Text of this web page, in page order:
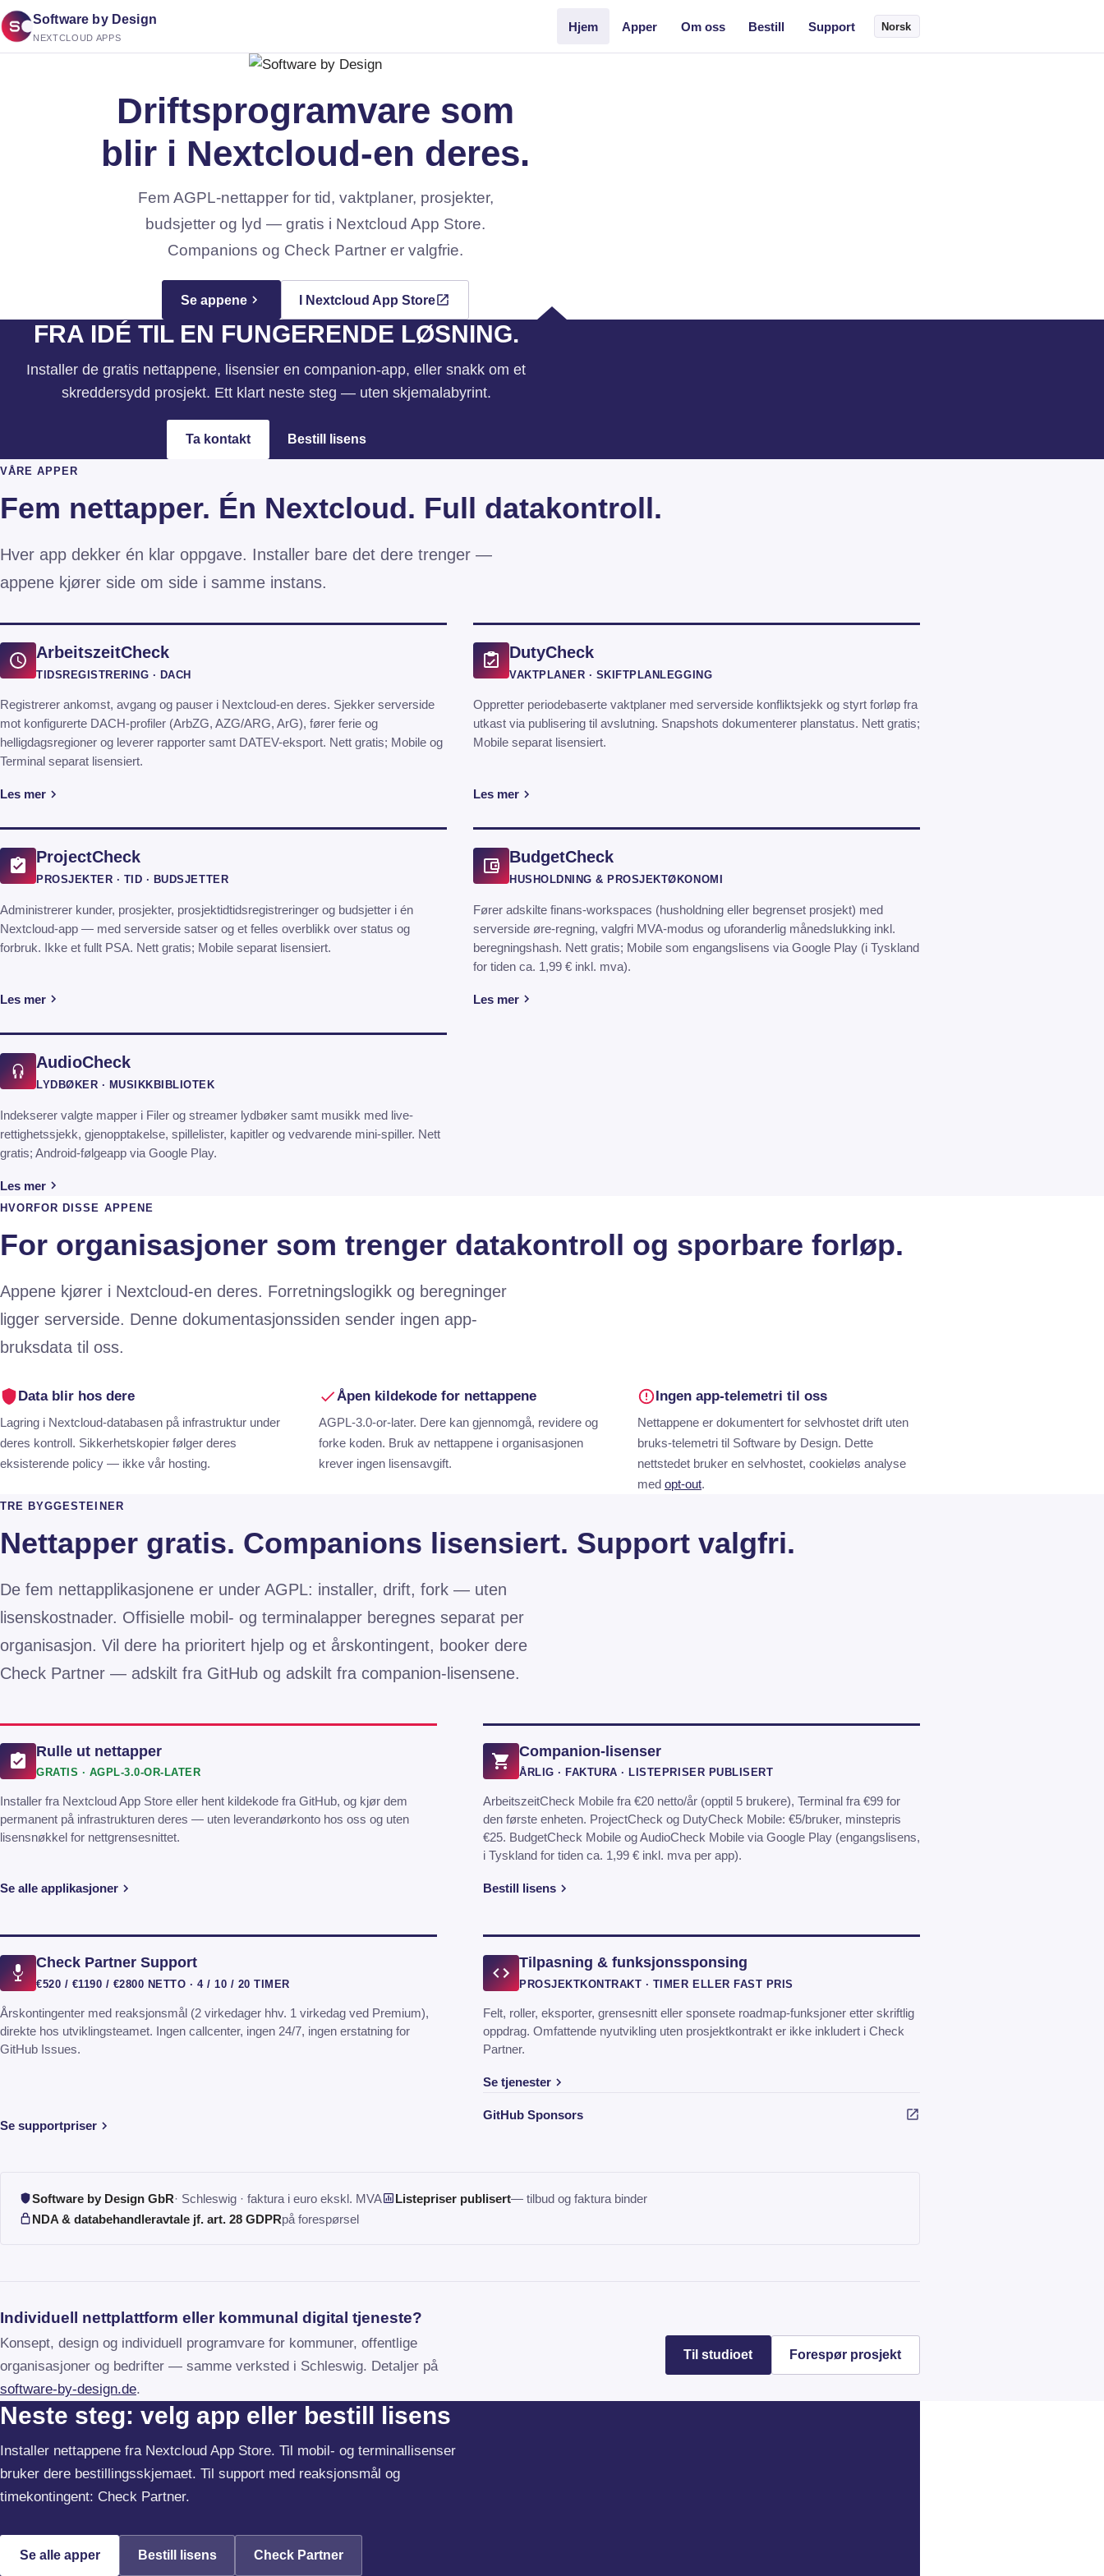
Software by Design
NEXTCLOUD APPS
Hjem Apper Om oss Bestill Support Norsk
Driftsprogramvare som
blir i Nextcloud-en deres.
Fem AGPL-nettapper for tid, vaktplaner, prosjekter,
budsjetter og lyd — gratis i Nextcloud App Store.
Companions og Check Partner er valgfrie.
Se appene I Nextcloud App Store
FRA IDÉ TIL EN FUNGERENDE LØSNING.
Installer de gratis nettappene, lisensier en companion-app, eller snakk om et
skreddersydd prosjekt. Ett klart neste steg — uten skjemalabyrint.
Ta kontakt Bestill lisens
VÅRE APPER
Fem nettapper. Én Nextcloud. Full datakontroll.
Hver app dekker én klar oppgave. Installer bare det dere trenger —
appene kjører side om side i samme instans.
ArbeitszeitCheck
TIDSREGISTRERING · DACH
Registrerer ankomst, avgang og pauser i Nextcloud-en deres. Sjekker serverside
mot konfigurerte DACH-profiler (ArbZG, AZG/ARG, ArG), fører ferie og
helligdagsregioner og leverer rapporter samt DATEV-eksport. Nett gratis; Mobile og
Terminal separat lisensiert.
Les mer
DutyCheck
VAKTPLANER · SKIFTPLANLEGGING
Oppretter periodebaserte vaktplaner med serverside konfliktsjekk og styrt forløp fra
utkast via publisering til avslutning. Snapshots dokumenterer planstatus. Nett gratis;
Mobile separat lisensiert.
Les mer
ProjectCheck
PROSJEKTER · TID · BUDSJETTER
Administrerer kunder, prosjekter, prosjektidtidsregistreringer og budsjetter i én
Nextcloud-app — med serverside satser og et felles overblikk over status og
forbruk. Ikke et fullt PSA. Nett gratis; Mobile separat lisensiert.
Les mer
BudgetCheck
HUSHOLDNING & PROSJEKTØKONOMI
Fører adskilte finans-workspaces (husholdning eller begrenset prosjekt) med
serverside øre-regning, valgfri MVA-modus og uforanderlig månedslukking inkl.
beregningshash. Nett gratis; Mobile som engangslisens via Google Play (i Tyskland
for tiden ca. 1,99 € inkl. mva).
Les mer
AudioCheck
LYDBØKER · MUSIKKBIBLIOTEK
Indekserer valgte mapper i Filer og streamer lydbøker samt musikk med live-
rettighetssjekk, gjenopptakelse, spillelister, kapitler og vedvarende mini-spiller. Nett
gratis; Android-følgeapp via Google Play.
Les mer
HVORFOR DISSE APPENE
For organisasjoner som trenger datakontroll og sporbare forløp.
Appene kjører i Nextcloud-en deres. Forretningslogikk og beregninger
ligger serverside. Denne dokumentasjonssiden sender ingen app-
bruksdata til oss.
Data blir hos dere
Lagring i Nextcloud-databasen på infrastruktur under
deres kontroll. Sikkerhetskopier følger deres
eksisterende policy — ikke vår hosting.
Åpen kildekode for nettappene
AGPL-3.0-or-later. Dere kan gjennomgå, revidere og
forke koden. Bruk av nettappene i organisasjonen
krever ingen lisensavgift.
Ingen app-telemetri til oss
Nettappene er dokumentert for selvhostet drift uten
bruks-telemetri til Software by Design. Dette
nettstedet bruker en selvhostet, cookieløs analyse
med opt-out.
TRE BYGGESTEINER
Nettapper gratis. Companions lisensiert. Support valgfri.
De fem nettapplikasjonene er under AGPL: installer, drift, fork — uten
lisenskostnader. Offisielle mobil- og terminalapper beregnes separat per
organisasjon. Vil dere ha prioritert hjelp og et årskontingent, booker dere
Check Partner — adskilt fra GitHub og adskilt fra companion-lisensene.
Rulle ut nettapper
GRATIS · AGPL-3.0-OR-LATER
Installer fra Nextcloud App Store eller hent kildekode fra GitHub, og kjør dem
permanent på infrastrukturen deres — uten leverandørkonto hos oss og uten
lisensnøkkel for nettgrensesnittet.
Se alle applikasjoner
Companion-lisenser
ÅRLIG · FAKTURA · LISTEPRISER PUBLISERT
ArbeitszeitCheck Mobile fra €20 netto/år (opptil 5 brukere), Terminal fra €99 for
den første enheten. ProjectCheck og DutyCheck Mobile: €5/bruker, minstepris
€25. BudgetCheck Mobile og AudioCheck Mobile via Google Play (engangslisens,
i Tyskland for tiden ca. 1,99 € inkl. mva per app).
Bestill lisens
Check Partner Support
€520 / €1190 / €2800 NETTO · 4 / 10 / 20 TIMER
Årskontingenter med reaksjonsmål (2 virkedager hhv. 1 virkedag ved Premium),
direkte hos utviklingsteamet. Ingen callcenter, ingen 24/7, ingen erstatning for
GitHub Issues.
Se supportpriser
Tilpasning & funksjonssponsing
PROSJEKTKONTRAKT · TIMER ELLER FAST PRIS
Felt, roller, eksporter, grensesnitt eller sponsete roadmap-funksjoner etter skriftlig
oppdrag. Omfattende nyutvikling uten prosjektkontrakt er ikke inkludert i Check
Partner.
Se tjenester
GitHub Sponsors(åpnes i ny fane)
Software by Design GbR· Schleswig · faktura i euro ekskl. MVA Listepriser publisert— tilbud og faktura binder
NDA & databehandleravtale jf. art. 28 GDPRpå forespørsel
Individuell nettplattform eller kommunal digital tjeneste?
Konsept, design og individuell programvare for kommuner, offentlige
organisasjoner og bedrifter — samme verksted i Schleswig. Detaljer på
software-by-design.de(åpnes i ny fane)
.
Til studioet(åpnes i ny fane)Forespør prosjekt
Neste steg: velg app eller bestill lisens
Installer nettappene fra Nextcloud App Store. Til mobil- og terminallisenser
bruker dere bestillingsskjemaet. Til support med reaksjonsmål og
timekontingent: Check Partner.
Se alle apper Bestill lisens Check Partner